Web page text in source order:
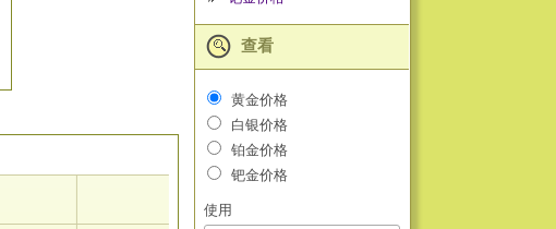
查看
黄金价格
白银价格
铂金价格
钯金价格
使用